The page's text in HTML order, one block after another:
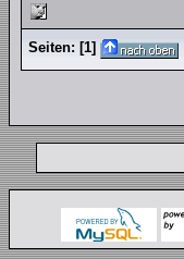
Seiten: [1]